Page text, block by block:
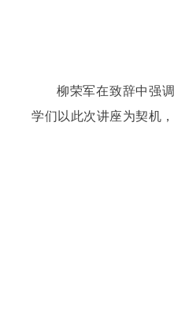
柳荣军在致辞中强
学们以此次讲座为契机